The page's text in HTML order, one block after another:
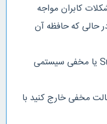
کابران مواجه
حالی که حافظه آن
این فایل های به اصطلاح Super Hidden یا مخفی سیستمی
مخفی خارج کنید با